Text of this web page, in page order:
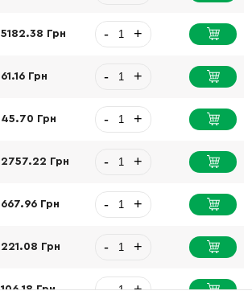
5182.38 Грн - +
61.16 Грн - +
45.70 Грн - +
2757.22 Грн - +
667.96 Грн - +
221.08 Грн - +
106.18 Грн - +